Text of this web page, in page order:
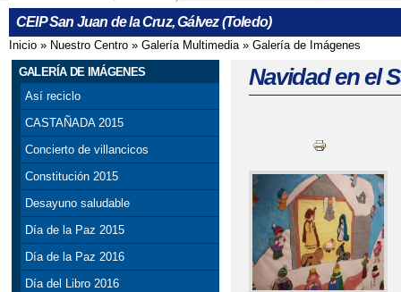
CEIP San Juan de la Cruz, Gálvez (Toledo)
Se encuentra usted aquí
Inicio » Nuestro Centro » Galería Multimedia» Galería de Imágenes
GALERÍA DE IMÁGENES
Así reciclo
CASTAÑADA 2015
Concierto de villancicos
Constitución 2015
Desayuno saludable
Día de la Paz 2015
Día de la Paz 2016
Día del Libro 2016
Navidad en el